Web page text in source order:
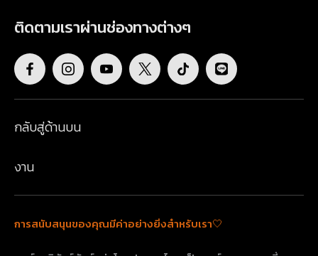
ติดตามเราผ่านช่องทางต่างๆ
กลับสู่ด้านบน
งาน
การสนับสนุนของคุณมีค่าอย่างยิ่งสำหรับเรา🤍